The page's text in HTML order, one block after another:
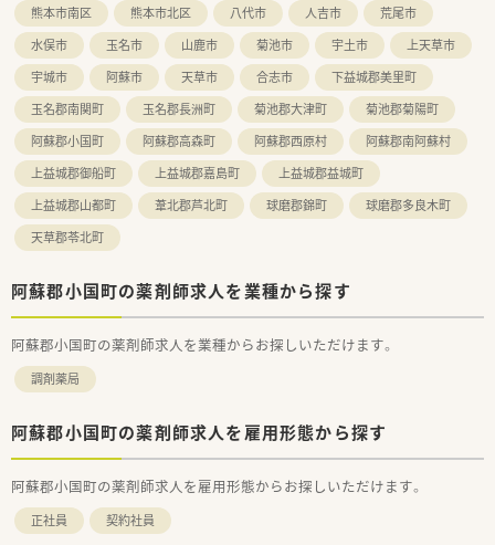
熊本市南区 熊本市北区 八代市 人吉市
荒尾市
水俣市
玉名市 山鹿市 菊池市 宇土市
上天草市
宇城市
阿蘇市 天草市 合志市
下益城郡美里町
玉名郡南関町
玉名郡長洲町 菊池郡大津町
菊池郡菊陽町
阿蘇郡小国町
阿蘇郡高森町 阿蘇郡西原村
阿蘇郡南阿蘇村
上益城郡御船町
上益城郡嘉島町
上益城郡益城町
上益城郡山都町
葦北郡芦北町 球磨郡錦町
球磨郡多良木町
天草郡苓北町
阿蘇郡小国町の薬剤師求人を業種から探す
阿蘇郡小国町の薬剤師求人を業種からお探しいただけます。
調剤薬局
阿蘇郡小国町の薬剤師求人を雇用形態から探す
阿蘇郡小国町の薬剤師求人を雇用形態からお探しいただけます。
正社員 契約社員